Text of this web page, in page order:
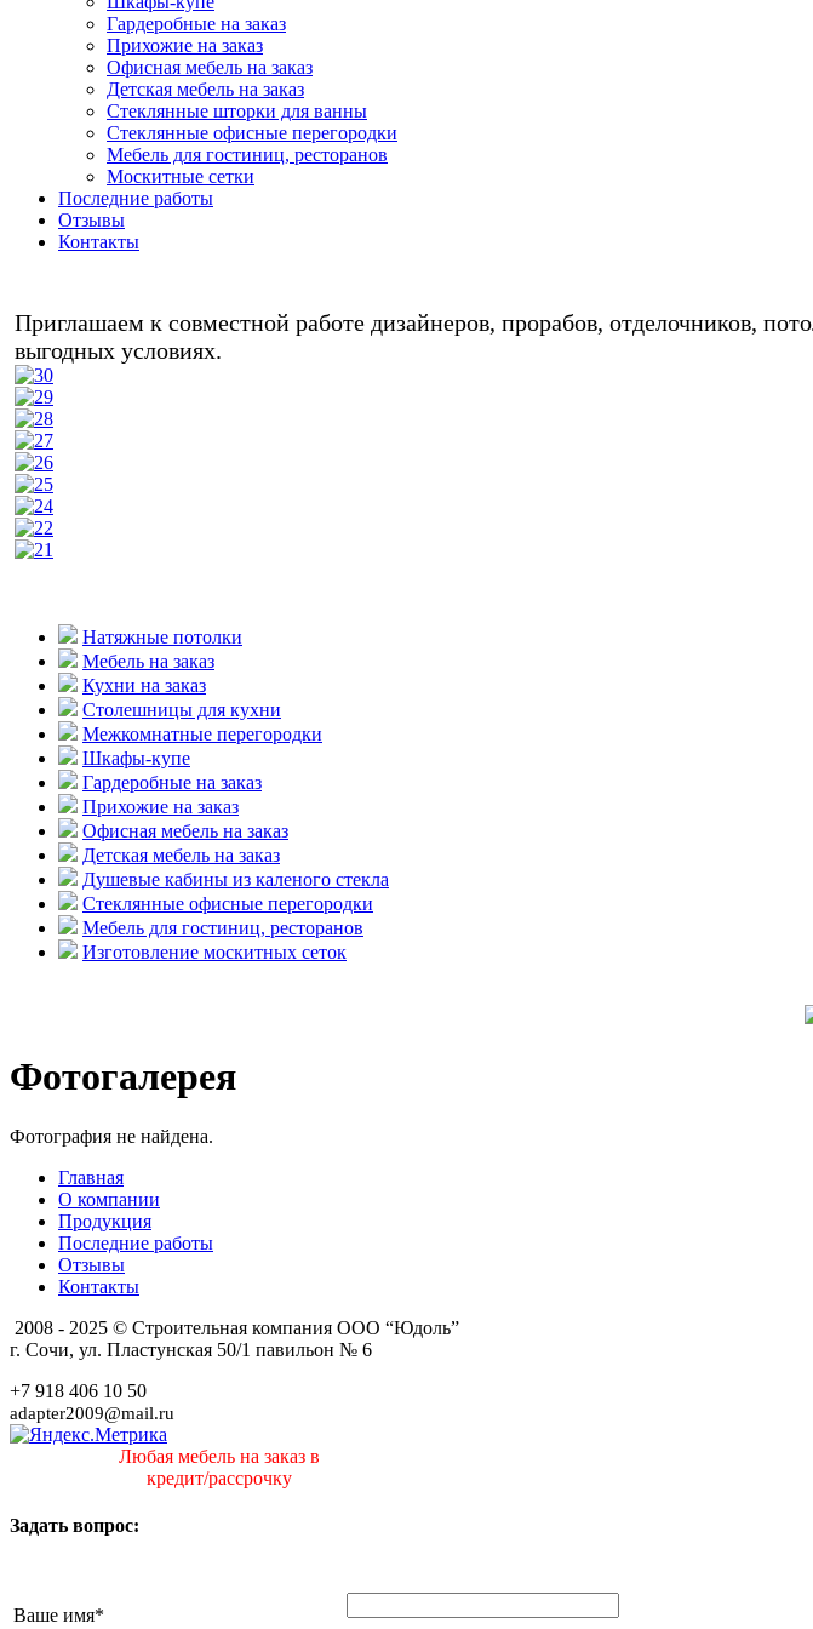
Гардеробные на заказ
Прихожие на заказ
Офисная мебель на заказ
Детская мебель на заказ
Стеклянные шторки для ванны
Стеклянные офисные перегородки
Мебель для гостиниц, ресторанов
Москитные сетки
Последние работы
Отзывы
Контакты
Приглашаем к совместной работе дизайнеров, прорабов, отделочников,
выгодных условиях.
Натяжные потолки
Мебель на заказ
Кухни на заказ
Столешницы для кухни
Межкомнатные перегородки
Шкафы-купе
Гардеробные на заказ
Прихожие на заказ
Офисная мебель на заказ
Детская мебель на заказ
Душевые кабины из каленого стекла
Стеклянные офисные перегородки
Мебель для гостиниц, ресторанов
Изготовление москитных сеток
Фотогалерея
Фотография не найдена.
Главная
О компании
Продукция
Последние работы
Отзывы
Контакты
2008 - 2025 © Строительная компания ООО “Юдоль”
г. Сочи, ул. Пластунская 50/1 павильон № 6
+7 918 406 10 50
adapter2009@mail.ru
Любая мебель на заказ в
кредит/рассрочку
Задать вопрос:
Ваше имя*